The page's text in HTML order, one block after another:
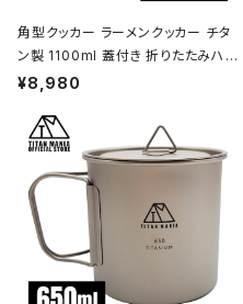
角型クッカー ラーメンクッカー チタ
ン製 1100ml 蓋付き 折りたたみハン
ドル付 超軽量 頑丈 直火OK 鍋 フラ
ンプ アウトドア キャンプ用品 収納袋
付き
¥8,980